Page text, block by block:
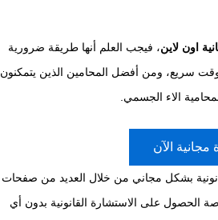
اون لاين، فيجب العلم أنها طريقة ضرورية
وقت سريع، ومن أفضل المحامين الذين يتمكنون
الاء الجسمي.
الآن
بشكل مجاني من خلال العديد من صفحات
الحصول على الاستشارة القانونية بدون أي